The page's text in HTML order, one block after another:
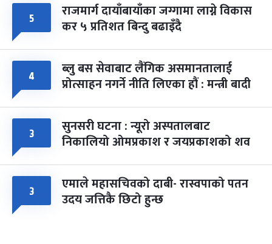
५ राजमार्ग दायाँबायाँका जग्गामा लाग्ने विकास
कर ५ प्रतिशत बिन्दु बढाइँदै
४ ब्लु बस सेवाबाट लैंगिक असमानतालाई
प्रोत्साहन नगर्ने नीति लिएका हौं : मन्त्री बादी
३ सुनसरी घटना : न्यूरो अस्पतालबाट
निकालियो ओमप्रकाश र जयप्रकाशको शव
३ एमाले महासचिवको दाबी- रास्वपाको पतन
उदय जत्तिकै छिटो हुन्छ